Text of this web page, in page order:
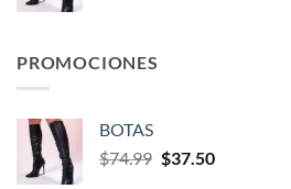
PROMOCIONES
BOTAS
$74.99 $37.50